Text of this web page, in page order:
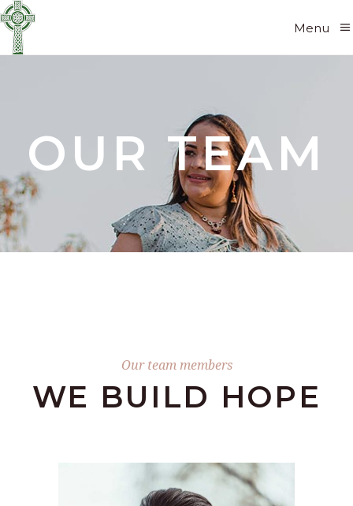
Menu
OUR TEAM
Our team members
WE BUILD HOPE